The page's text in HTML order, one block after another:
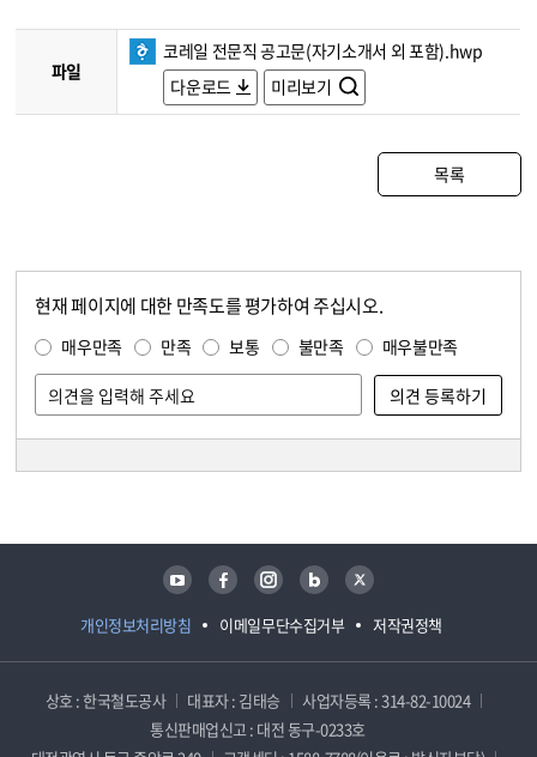
파일
코레일 전문직 공고문(자기소개서 외 포함).hwp
다운로드
미리보기
목록
현재 페이지에 대한 만족도를 평가하여 주십시오.
매우만족 만족 보통 불만족 매우불만족
개인정보처리방침 이메일무단수집거부 저작권정책
유튜브 페이스북 인스타그램 블로그 트위터
상호 : 한국철도공사 대표자 : 김태승
사업자등록 : 314-82-10024
통신판매업신고 : 대전 동구-0233호